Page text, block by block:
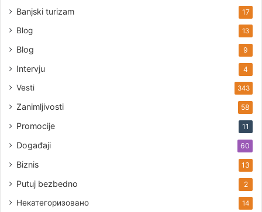
Banjski turizam 17
Blog 13
Blog 9
Intervju 4
Vesti 343
Zanimljivosti 58
Promocije 11
Događaji 60
Biznis 13
Putuj bezbedno 2
Некатегоризовано 14